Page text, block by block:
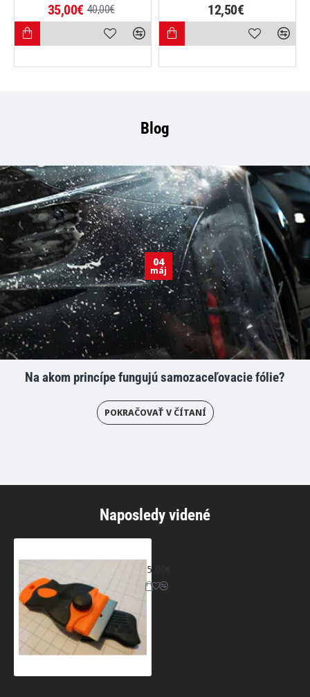
35,00€ 40,00€ 12,50€
Blog
04
máj
Na akom princípe fungujú samozaceľovacie fólie?
POKRAČOVAŤ V ČÍTANÍ
Naposledy videné
5,00€